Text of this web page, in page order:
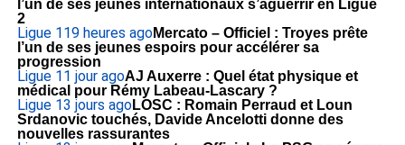
l’un de ses jeunes internationaux s’aguerrir en Ligue
2
Ligue 119 heures agoMercato – Officiel : Troyes prête
l’un de ses jeunes espoirs pour accélérer sa
progression
Ligue 11 jour agoAJ Auxerre : Quel état physique et
médical pour Rémy Labeau-Lascary ?
Ligue 13 jours agoLOSC : Romain Perraud et Loun
Srdanovic touchés, Davide Ancelotti donne des
nouvelles rassurantes